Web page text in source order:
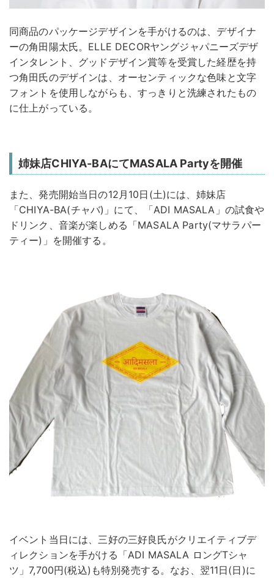
同商品のパッケージデザインを手がけるのは、デザイナ
ーの角田陽太氏。ELLE DECORヤングジャパニーズデザ
インタレント、グッドデザイン賞等を受賞した経歴を持
つ角田氏のデザインは、オーセンティックな色味と文字
フォントを使用しながらも、すっきりと洗練されたもの
に仕上がっている。
姉妹店CHIYA-BAにてMASALA Partyを開催
また、発売開始当日の12月10日(土)には、姉妹店
「CHIYA-BA(チャバ)」にて、「ADI MASALA」の試食や
ドリンク、音楽が楽しめる「MASALA Party(マサラパー
ティー)」を開催する。
イベント当日には、三好の三好良氏がクリエイティブデ
ィレクションを手がける「ADI MASALA ロングTシャ
ツ」7,700円(税込)も特別発売する。なお、翌11日(日)に